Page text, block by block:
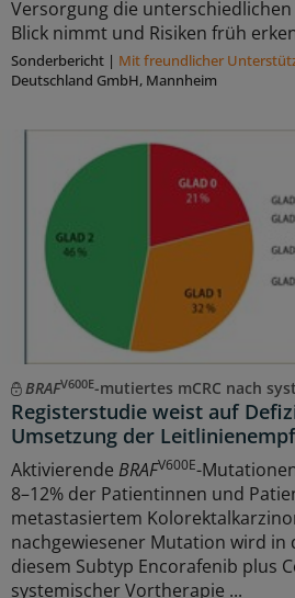
Versorgung die
Blick nimmt und Risiken früh
Sonderbericht | Mit freundlicher
Deutschland GmbH, Mannheim
BRAFV600E-mutiertes mCRC nach
Registerstudie weist auf
Umsetzung der
Aktivierende BRAFV600E-
8–12% der Patientinnen und
metastasiertem
nachgewiesener Mutation wird in
diesem Subtyp Encorafenib plus
systemischer Vortherapie ...